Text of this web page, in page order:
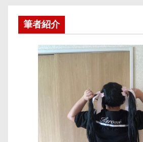
筆者紹介